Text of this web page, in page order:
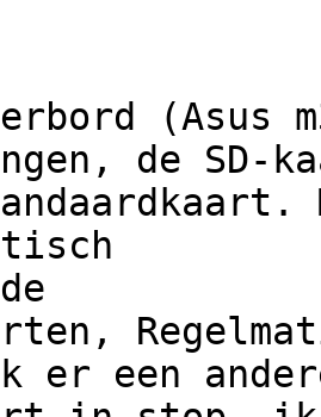
(Asus
de SD-
er een